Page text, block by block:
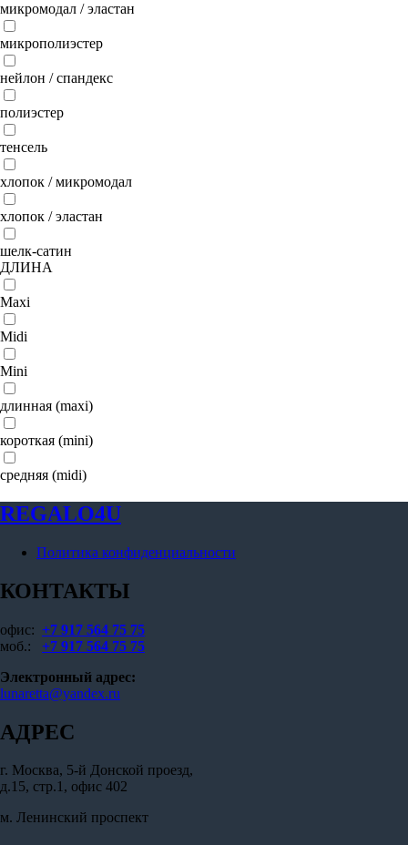
микромодал / эластан
микрополиэстер
нейлон / спандекс
полиэстер
тенсель
хлопок / микромодал
хлопок / эластан
шелк-сатин
ДЛИНА
Maxi
Midi
Mini
длинная (maxi)
короткая (mini)
средняя (midi)
REGALO4U
Политика конфиденциальности
КОНТАКТЫ
офис: +7 917 564 75 75
моб.: +7 917 564 75 75
Электронный адрес:
lunaretta@yandex.ru
АДРЕС
г. Москва, 5-й Донской проезд,
д.15, стр.1, офис 402
м. Ленинский проспект